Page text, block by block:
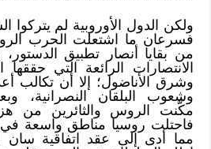
ولكن الدول الأوروبية لم يتركوا
فسرعان ما اشتعلت الحرب
من بقايا أنصار تطبيق
الانتصارات الرائعة التي حققها
وشرق الأناضول؛ إلا أن تكالب
وشعوب البلقان النصرانية،
مكَّنت الروس والثائرين من
فاحتلت روسيا مناطق واسعة في
مما أدى إلى عقد اتفاقية سان